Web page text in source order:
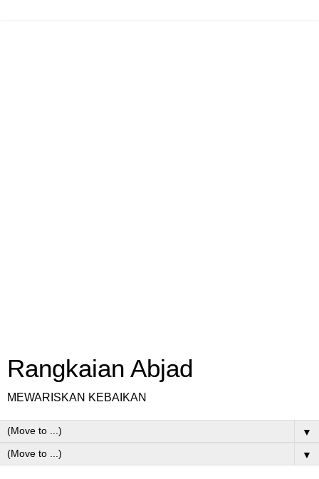
Rangkaian Abjad
MEWARISKAN KEBAIKAN
▼
▼